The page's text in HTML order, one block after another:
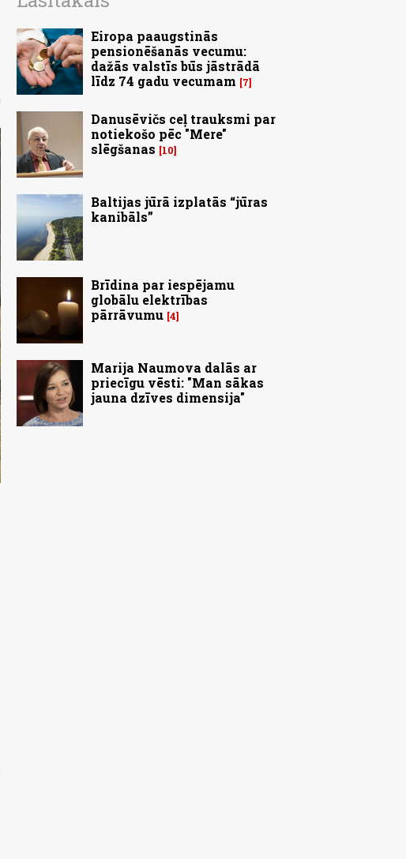
Eiropa paaugstinās
pensionēšanās vecumu:
dažās valstīs būs jāstrādā
līdz 74 gadu vecumam
7
Danusēvičs ceļ trauksmi par
notiekošo pēc "Mere"
slēgšanas
10
Baltijas jūrā izplatās “jūras
kanibāls”
Brīdina par iespējamu
globālu elektrības
pārrāvumu 4
Marija Naumova dalās ar
priecīgu vēsti: "Man sākas
jauna dzīves dimensija"